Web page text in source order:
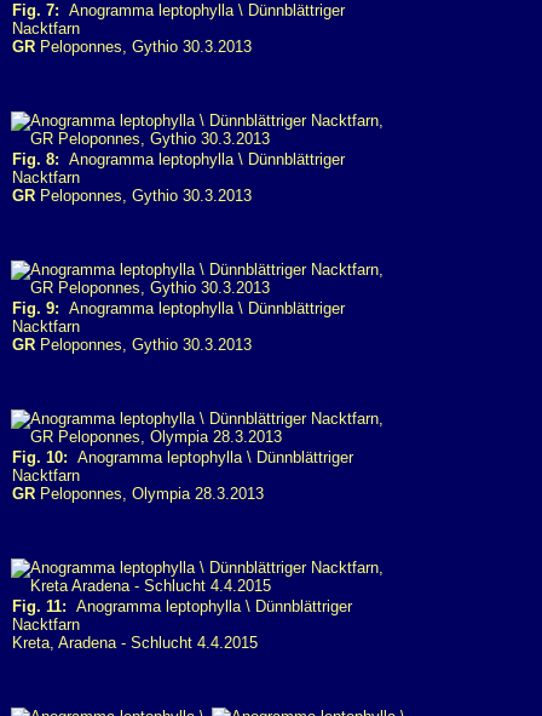
Fig. 7: Anogramma leptophylla \ Dünnblättriger
Nacktfarn
GR Peloponnes, Gythio 30.3.2013
Fig. 8: Anogramma leptophylla \ Dünnblättriger
Nacktfarn
GR Peloponnes, Gythio 30.3.2013
Fig. 9: Anogramma leptophylla \ Dünnblättriger
Nacktfarn
GR Peloponnes, Gythio 30.3.2013
Fig. 10: Anogramma leptophylla \ Dünnblättriger
Nacktfarn
GR Peloponnes, Olympia 28.3.2013
Fig. 11: Anogramma leptophylla \ Dünnblättriger
Nacktfarn
Kreta, Aradena - Schlucht 4.4.2015